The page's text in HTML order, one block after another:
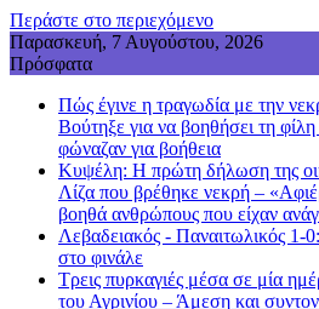
Περάστε στο περιεχόμενο
Παρασκευή, 7 Αυγούστου, 2026
Πρόσφατα
Πώς έγινε η τραγωδία με την
Βούτηξε για να βοηθήσει τη φίλη
φώναζαν για βοήθεια
Κυψέλη: Η πρώτη δήλωση της
Λίζα που βρέθηκε νεκρή –
βοηθά ανθρώπους που είχαν
Λεβαδειακός - Παναιτωλικός 1-
στο φινάλε
Τρεις πυρκαγιές μέσα σε μία
του Αγρινίου – Άμεση και